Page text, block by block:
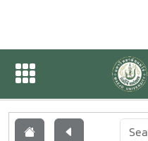
เอกสารเผยแพร่